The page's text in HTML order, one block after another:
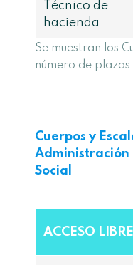
Técnico de
hacienda
Se muestran los
número de
Cuerpos y
Administración
Social
ACCESO LIBRE